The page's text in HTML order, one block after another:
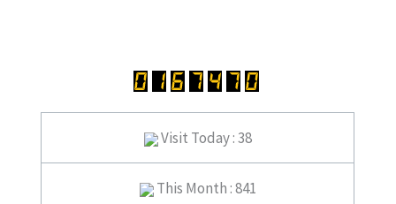
Visit Today : 38
This Month : 841